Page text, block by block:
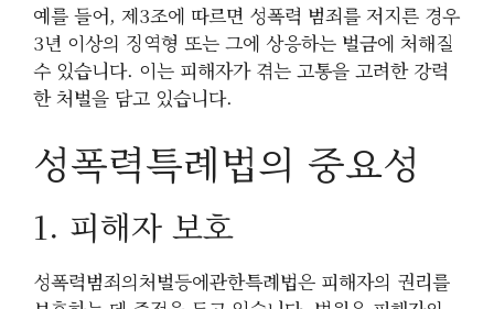
예를 들어, 제3조에 따르면 성폭력 범죄를 저지른 경우
3년 이상의 징역형 또는 그에 상응하는 벌금에 처해질
수 있습니다. 이는 피해자가 겪는 고통을 고려한 강력
한 처벌을 담고 있습니다.
성폭력특례법의 중요성
1. 피해자 보호
성폭력범죄의처벌등에관한특례법은 피해자의 권리를